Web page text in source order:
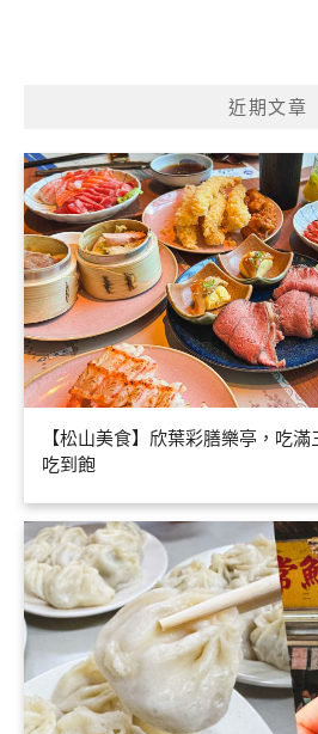
近期文章
【松山美食】欣葉彩膳樂亭，吃
吃到飽